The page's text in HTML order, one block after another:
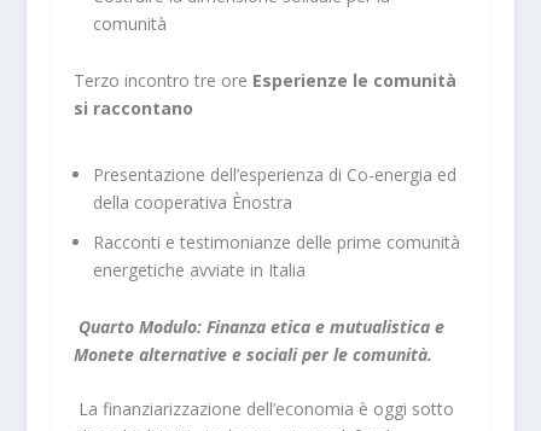
comunità
Terzo incontro tre ore Esperienze le comunità
si raccontano
Presentazione dell’esperienza di Co-energia ed
della cooperativa Ènostra
Racconti e testimonianze delle prime comunità
energetiche avviate in Italia
Quarto Modulo: Finanza etica e mutualistica e
Monete alternative e sociali per le comunità.
La finanziarizzazione dell’economia è oggi sotto